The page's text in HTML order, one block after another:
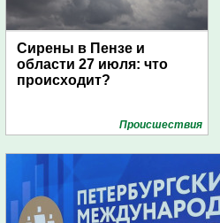
Сирены в Пензе и
области 27 июля: что
происходит?
Проиcшествия